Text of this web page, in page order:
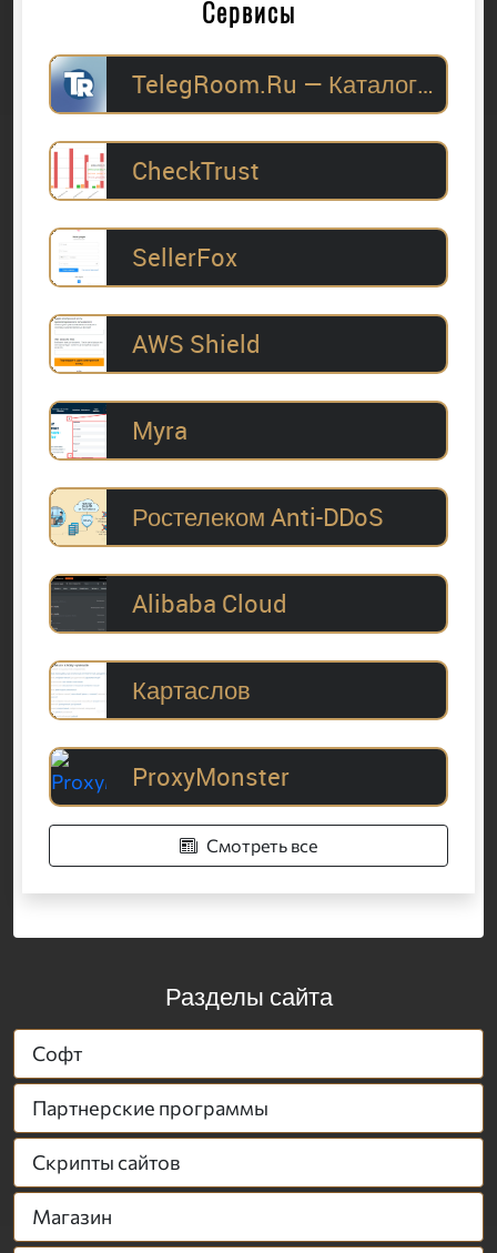
Сервисы
TelegRoom.Ru — Каталог Telegram-каналов для
CheckTrust
SellerFox
AWS Shield
Myra
Ростелеком Anti-DDoS
Alibaba Cloud
Картаслов
ProxyMonster
Смотреть все
Разделы сайта
Софт
Партнерские программы
Скрипты сайтов
Магазин